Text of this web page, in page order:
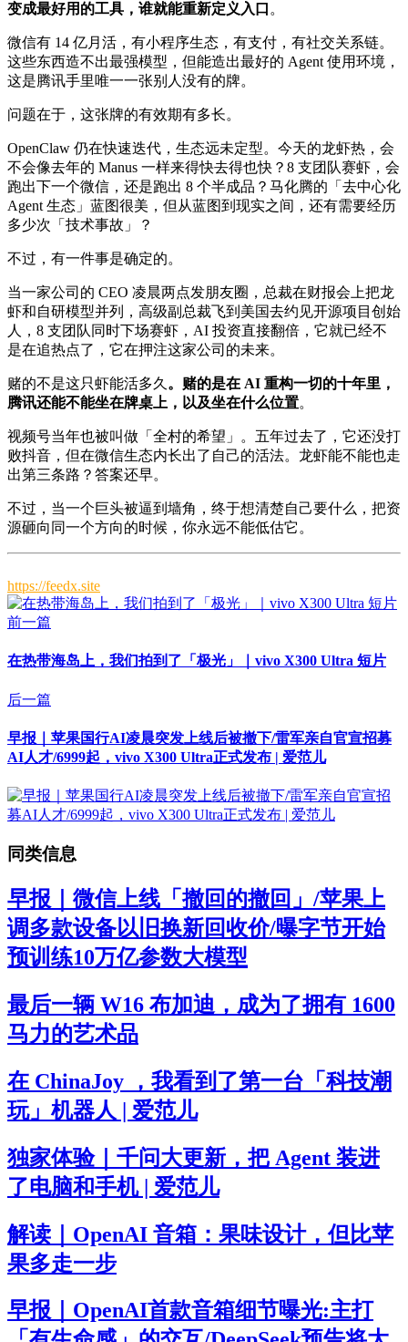
变成最好用的工具，谁就能重新定义入口 。
微信有 14 亿月活，有小程序生态，有支付，有社交关系链。
这些东西造不出最强模型，但能造出最好的 Agent 使用环境，
这是腾讯手里唯一一张别人没有的牌。
问题在于，这张牌的有效期有多长。
OpenClaw 仍在快速迭代，生态远未定型。今天的龙虾热，会
不会像去年的 Manus 一样来得快去得也快？8 支团队赛虾，会
跑出下一个微信，还是跑出 8 个半成品？马化腾的「去中心化
Agent 生态」蓝图很美，但从蓝图到现实之间，还有需要经历
多少次「技术事故」？
不过，有一件事是确定的。
当一家公司的 CEO 凌晨两点发朋友圈，总裁在财报会上把龙
虾和自研模型并列，高级副总裁飞到美国去约见开源项目创始
人，8 支团队同时下场赛虾，AI 投资直接翻倍，它就已经不
是在追热点了，它在押注这家公司的未来。
赌的不是这只虾能活多久 。赌的是在 AI 重构一切的十年里，
腾讯还能不能坐在牌桌上，以及坐在什么位置。
视频号当年也被叫做「全村的希望」。五年过去了，它还没打
败抖音，但在微信生态内长出了自己的活法。龙虾能不能也走
出第三条路？答案还早。
不过，当一个巨头被逼到墙角，终于想清楚自己要什么，把资
源砸向同一个方向的时候，你永远不能低估它。
https://feedx.site
前一篇
在热带海岛上，我们拍到了「极光」｜vivo X300 Ultra 短片
后一篇
早报｜苹果国行AI凌晨突发上线后被撤下/雷军亲自官宣招募
AI人才/6999起，vivo X300 Ultra正式发布 | 爱范儿
同类信息
早报｜微信上线「撤回的撤回」/苹果上
调多款设备以旧换新回收价/曝字节开始
预训练10万亿参数大模型
最后一辆 W16 布加迪，成为了拥有 1600
马力的艺术品
在 ChinaJoy ，我看到了第一台「科技潮
玩」机器人 | 爱范儿
独家体验｜千问大更新，把 Agent 装进
了电脑和手机 | 爱范儿
解读｜OpenAI 音箱：果味设计，但比苹
果多走一步
早报｜OpenAI首款音箱细节曝光:主打